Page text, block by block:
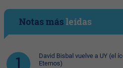
Notas másleídas
David Bisbal vuelve a UY (el
Eternos)